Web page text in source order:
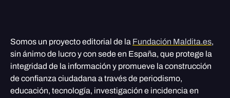
Somos un proyecto editorial de la Fundación Maldita.es,
sin ánimo de lucro y con sede en España, que protege la
integridad de la información y promueve la construcción
de confianza ciudadana a través de periodismo,
educación, tecnología, investigación e incidencia en